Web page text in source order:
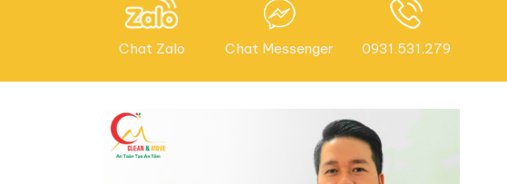
Chat Zalo Chat Messenger 0931.531.279